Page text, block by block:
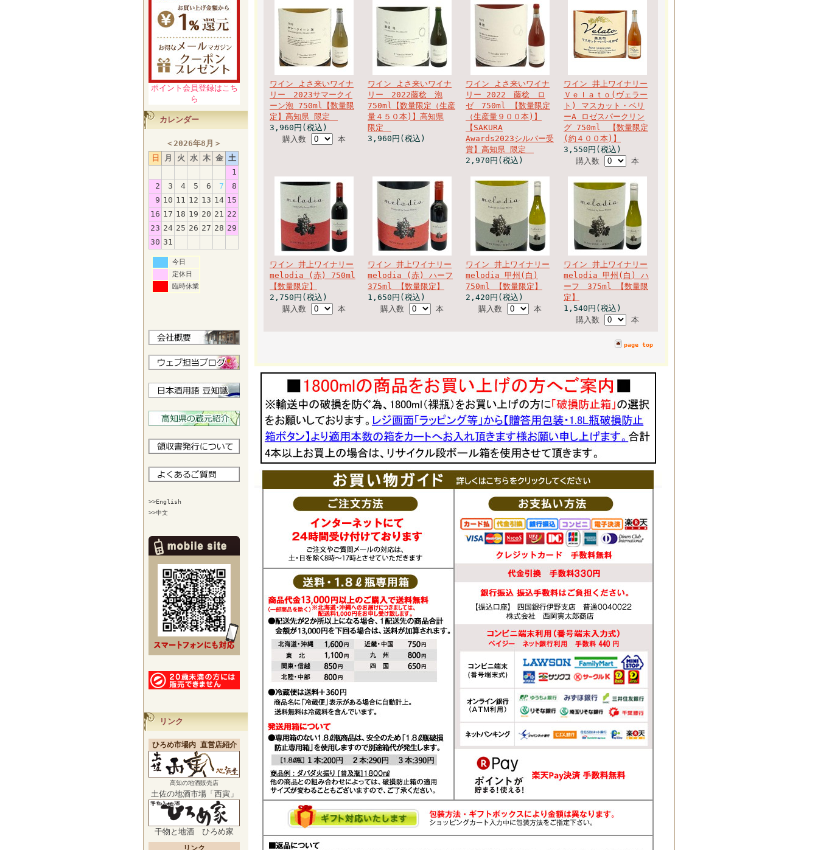
ポイント会員登録はこち
ら
カレンダー
＜2026年8月 ＞
日
月 火 水 木 金 土
1
2
3 4 5 6 7
8
9 10 11 12 13 14 15
16 17 18 19 20 21 22
23 24 25 26 27 28 29
30 31
今日
定休日
臨時休業
>>English
>>中文
リンク
ひろめ市場内 直営店紹介
高知の地酒販売店
土佐の地酒市場「西寅」
干物と地酒 ひろめ家
リンク
ワイン よさ来いワイナ
リー 2023サマークイ
ーン泡 750ml【数量限
定】高知県 限定
3,960円(税込)
購入数
本
ワイン よさ来いワイナ
リー 2022藤稔 泡
750ml【数量限定（生産
量４５０本)】高知県
限定
3,960円(税込)
ワイン よさ来いワイナ
リー 2022 藤稔 ロ
ゼ 750ml 【数量限定
（生産量９００本)】
【SAKURA
Awards2023シルバー受
賞】高知県 限定
2,970円(税込)
ワイン 井上ワイナリー
Ｖｅｌａｔｏ(ヴェラー
ト) マスカット・ベリ
ーA ロゼスパークリン
グ 750ml 【数量限定
(約４００本)】
3,550円(税込)
購入数
本
ワイン 井上ワイナリー
melodia (赤) 750ml
【数量限定】
2,750円(税込)
購入数
本
ワイン 井上ワイナリー
melodia (赤) ハーフ
375ml 【数量限定】
1,650円(税込)
購入数
本
ワイン 井上ワイナリー
melodia 甲州(白)
750ml 【数量限定】
2,420円(税込)
購入数
本
ワイン 井上ワイナリー
melodia 甲州(白) ハ
ーフ 375ml 【数量限
定】
1,540円(税込)
購入数
本
page top